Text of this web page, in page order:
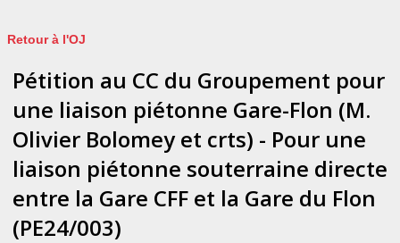
Retour à l'OJ
Pétition au CC du Groupement pour
une liaison piétonne Gare-Flon (M.
Olivier Bolomey et crts) - Pour une
liaison piétonne souterraine directe
entre la Gare CFF et la Gare du Flon
(PE24/003)